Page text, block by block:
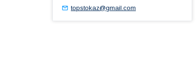
topstokaz@gmail.com